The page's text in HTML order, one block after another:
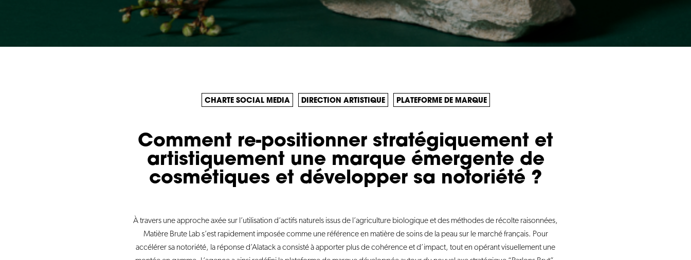
CHARTE SOCIAL MEDIA DIRECTION ARTISTIQUE PLATEFORME DE MARQUE
Comment re-positionner stratégiquement et
artistiquement une marque émergente de
cosmétiques et développer sa notoriété ?
À travers une approche axée sur l’utilisation d’actifs naturels issus de l’agriculture biologique et des méthodes de récolte raisonnées,
Matière Brute Lab s’est rapidement imposée comme une référence en matière de soins de la peau sur le marché français. Pour
accélérer sa notoriété, la réponse d’Alatack a consisté à apporter plus de cohérence et d’impact, tout en opérant visuellement une